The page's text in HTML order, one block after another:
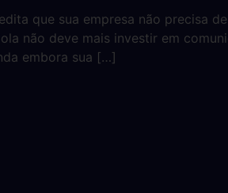
que sua empresa não precisa
não deve mais investir em
embora sua […]